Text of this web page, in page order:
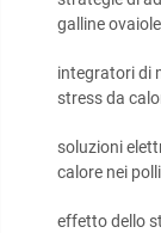
galline ovaiole
integratori di
stress da
soluzioni
calore nei
effetto dello